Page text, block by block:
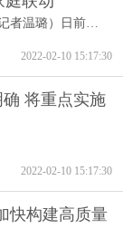
人民网北京2月9日电（记者温璐）日前，国...
2022-02-10 15:17:30
将重点实施
2022-02-10 15:17:30
快构建高质量